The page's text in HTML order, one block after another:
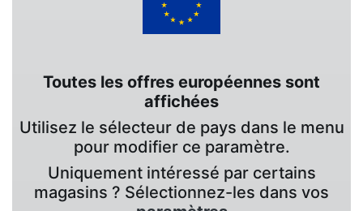
Toutes les offres européennes sont
affichées
Utilisez le sélecteur de pays dans le menu
pour modifier ce paramètre.
Uniquement intéressé par certains
magasins ? Sélectionnez-les dans vos